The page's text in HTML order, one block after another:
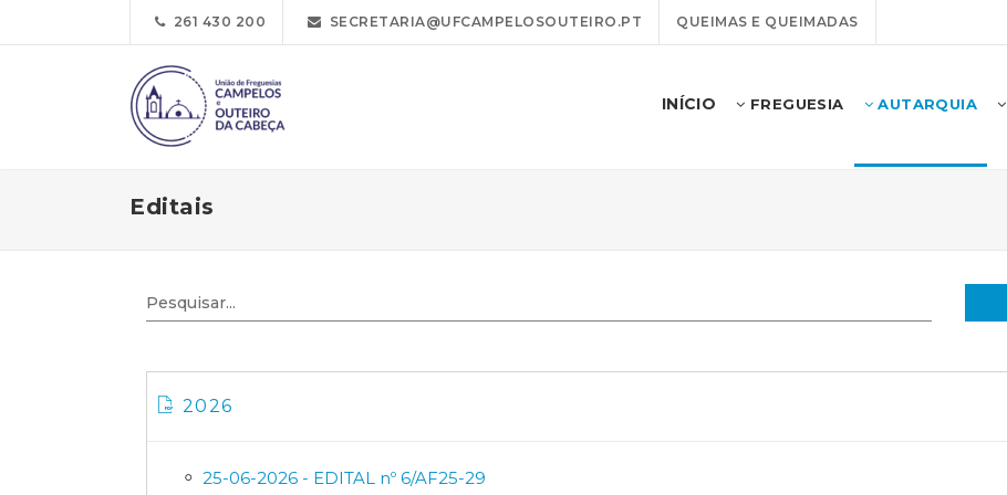
261 430 200 SECRETARIA@UFCAMPELOSOUTEIRO.PT QUEIMAS E QUEIMADAS
INÍCIO FREGUESIA AUTARQUIA
Editais
2026
25-06-2026 - EDITAL nº 6/AF25-29